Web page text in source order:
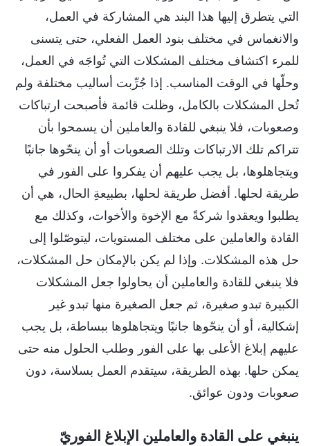
التي يتطرق إليها هذا البند هي المشاركة في العمل،
والانغماس في مختلف بنود العمل الفعلي، حتى يتسنى
للمرء اكتشاف مختلف المشكلات التي تُواجَه في العمل،
وحلّها في الوقت المناسب. إذا جُرِّبت أساليب مختلفة ولم
تُحل المشكلات بالكامل، وظلت قائمة فأصبحت ارتباكات
وصعوبات، فلا ينبغي للقادة والعاملين أن يسمحوا بأن
تتراكم تلك الارتباكات وتلك الصعوبات أو أن ينحّوها جانبًا
ويتجاهلوها، بل يجب عليهم أن يفكروا على الفور في
طريقة لحلها. أفضل طريقة لحلها، بطبيعةِ الحال، هي أن
يطلبوا ويعقدوا شركةً مع الإخوة والأخوات، وكذلك مع
القادة والعاملين على مختلف المستويات، ليتوصّلوا إلى
حل هذه المشكلات. وإذا لم يكن بالإمكان حل المشكلات،
فلا ينبغي للقادة والعاملين أن يحاولوا جعل المشكلات
الكبيرة تبدو صغيرة، ثم جعل الصغيرة منها تبدو غير
إشكالية، أو أن ينحّوها جانبًا ويتجاهلوها ببساطة، بل يجب
عليهم إبلاغ الأعلى بها على الفور وطلب الحلول منه حتى
يمكن حلها. بهذه الطريقة، سيتقدم العمل بسلاسة، دون
صعوبات ودون عوائق.
ينبغي على القادة والعاملين الإبلاغ الفوريّ